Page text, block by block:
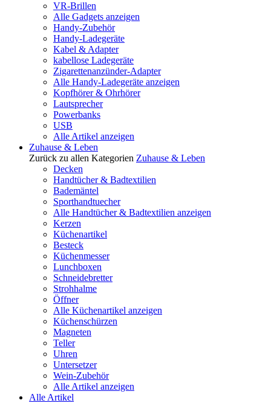
VR-Brillen
Alle Gadgets anzeigen
Handy-Zubehör
Handy-Ladegeräte
Kabel & Adapter
kabellose Ladegeräte
Zigarettenanzünder-Adapter
Alle Handy-Ladegeräte anzeigen
Kopfhörer & Ohrhörer
Lautsprecher
Powerbanks
USB
Alle Artikel anzeigen
Zuhause & Leben
Zurück zu allen Kategorien Zuhause & Leben
Decken
Handtücher & Badtextilien
Bademäntel
Sporthandtuecher
Alle Handtücher & Badtextilien anzeigen
Kerzen
Küchenartikel
Besteck
Küchenmesser
Lunchboxen
Schneidebretter
Strohhalme
Öffner
Alle Küchenartikel anzeigen
Küchenschürzen
Magneten
Teller
Uhren
Untersetzer
Wein-Zubehör
Alle Artikel anzeigen
Alle Artikel